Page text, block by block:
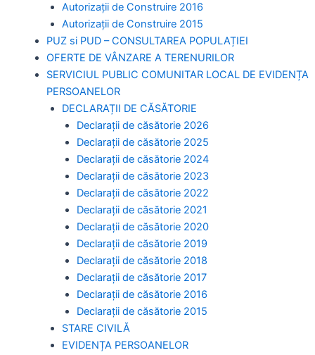
Autorizaţii de Construire 2016
Autorizaţii de Construire 2015
PUZ si PUD – CONSULTAREA POPULAȚIEI
OFERTE DE VÂNZARE A TERENURILOR
SERVICIUL PUBLIC COMUNITAR LOCAL DE EVIDENȚA
PERSOANELOR
DECLARAȚII DE CĂSĂTORIE
Declarații de căsătorie 2026
Declarații de căsătorie 2025
Declarații de căsătorie 2024
Declarații de căsătorie 2023
Declarații de căsătorie 2022
Declarații de căsătorie 2021
Declarații de căsătorie 2020
Declarații de căsătorie 2019
Declarații de căsătorie 2018
Declarații de căsătorie 2017
Declarații de căsătorie 2016
Declarații de căsătorie 2015
STARE CIVILĂ
EVIDENȚA PERSOANELOR